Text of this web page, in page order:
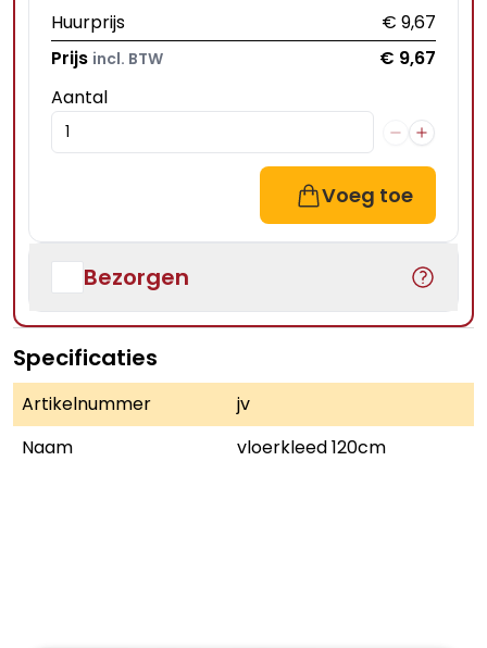
Huurprijs
€ 9,67
Prijs incl. BTW
€ 9,67
Aantal
Voeg toe
Bezorgen
Specificaties
Artikelnummer
jv
Naam
vloerkleed 120cm